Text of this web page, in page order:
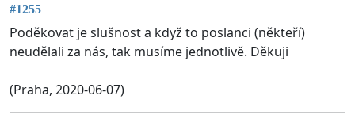
#1255
Poděkovat je slušnost a když to poslanci (někteří)
neudělali za nás, tak musíme jednotlivě. Děkuji
(Praha, 2020-06-07)